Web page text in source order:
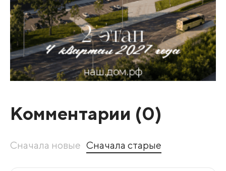
Комментарии (0)
Сначала новые Сначала старые